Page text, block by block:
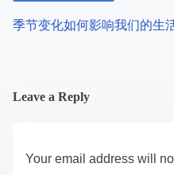
季节变化如何影响我们的生
Leave a Reply
Your email address will